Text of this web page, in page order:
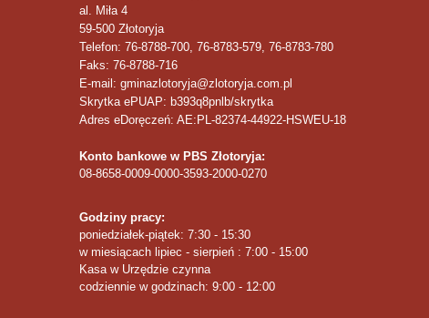
al. Miła 4
59-500 Złotoryja
Telefon: 76-8788-700, 76-8783-579, 76-8783-780
Faks: 76-8788-716
E-mail: gminazlotoryja@zlotoryja.com.pl
Skrytka ePUAP: b393q8pnlb/skrytka
Adres eDoręczeń: AE:PL-82374-44922-HSWEU-18
Konto bankowe w PBS Złotoryja:
08-8658-0009-0000-3593-2000-0270
Godziny pracy:
poniedziałek-piątek: 7:30 - 15:30
w miesiącach lipiec - sierpień : 7:00 - 15:00
Kasa w Urzędzie czynna
codziennie w godzinach: 9:00 - 12:00